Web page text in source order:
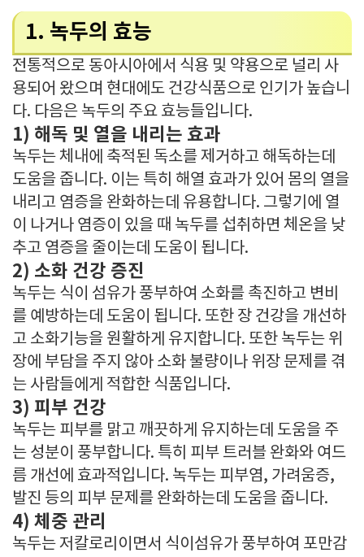
1. 녹두의 효능
전통적으로 동아시아에서 식용 및 약용으로 널리 사
용되어 왔으며 현대에도 건강식품으로 인기가 높습니
다. 다음은 녹두의 주요 효능들입니다.
1) 해독 및 열을 내리는 효과
녹두는 체내에 축적된 독소를 제거하고 해독하는데
도움을 줍니다. 이는 특히 해열 효과가 있어 몸의 열을
내리고 염증을 완화하는데 유용합니다. 그렇기에 열
이 나거나 염증이 있을 때 녹두를 섭취하면 체온을 낮
추고 염증을 줄이는데 도움이 됩니다.
2) 소화 건강 증진
녹두는 식이 섬유가 풍부하여 소화를 촉진하고 변비
를 예방하는데 도움이 됩니다. 또한 장 건강을 개선하
고 소화기능을 원활하게 유지합니다. 또한 녹두는 위
장에 부담을 주지 않아 소화 불량이나 위장 문제를 겪
는 사람들에게 적합한 식품입니다.
3) 피부 건강
녹두는 피부를 맑고 깨끗하게 유지하는데 도움을 주
는 성분이 풍부합니다. 특히 피부 트러블 완화와 여드
름 개선에 효과적입니다. 녹두는 피부염, 가려움증,
발진 등의 피부 문제를 완화하는데 도움을 줍니다.
4) 체중 관리
녹두는 저칼로리이면서 식이섬유가 풍부하여 포만감